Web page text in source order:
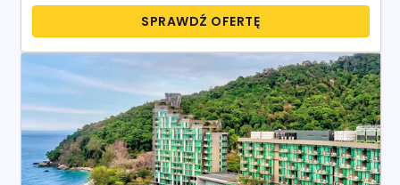
SPRAWDŹ OFERTĘ